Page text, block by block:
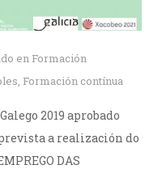
en Formación
, Formación contínua
2019 aprobado
a realización do
DAS